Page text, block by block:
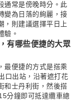
通常是傍晚時分。此
變為日落的絢麗，接
，則建議選擇平日上
驗。
有哪些便捷的大眾
最便捷的方式是搭乘
口出站，沿著遮打花
和士丹利街，然後搭
分鐘即可抵達纜車總